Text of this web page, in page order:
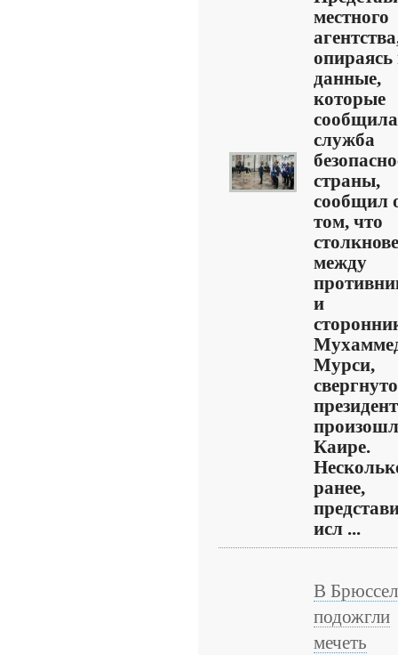
местного
опираясь
данные,
которые
сообщила
служба
страны,
сообщил
том, что
между
и
Мурси,
Каире.
ранее,
исл ...
В
подожгли
мечеть